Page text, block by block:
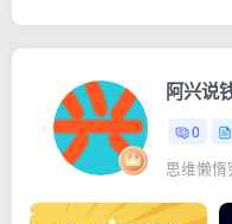
阿兴说
0
思维懒